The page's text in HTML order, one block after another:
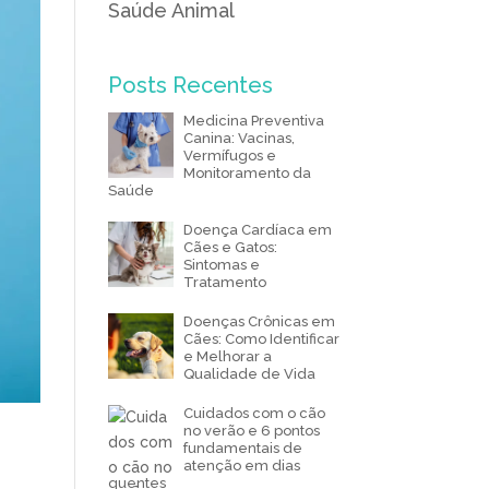
Saúde Animal
Posts Recentes
Medicina Preventiva
Canina: Vacinas,
Vermífugos e
Monitoramento da
Saúde
Doença Cardíaca em
Cães e Gatos:
Sintomas e
Tratamento
Doenças Crônicas em
Cães: Como Identificar
e Melhorar a
Qualidade de Vida
Cuidados com o cão
no verão e 6 pontos
fundamentais de
atenção em dias
quentes